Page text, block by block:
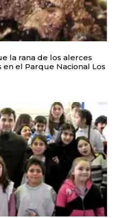
la rana de los alerces
en el Parque Nacional Los